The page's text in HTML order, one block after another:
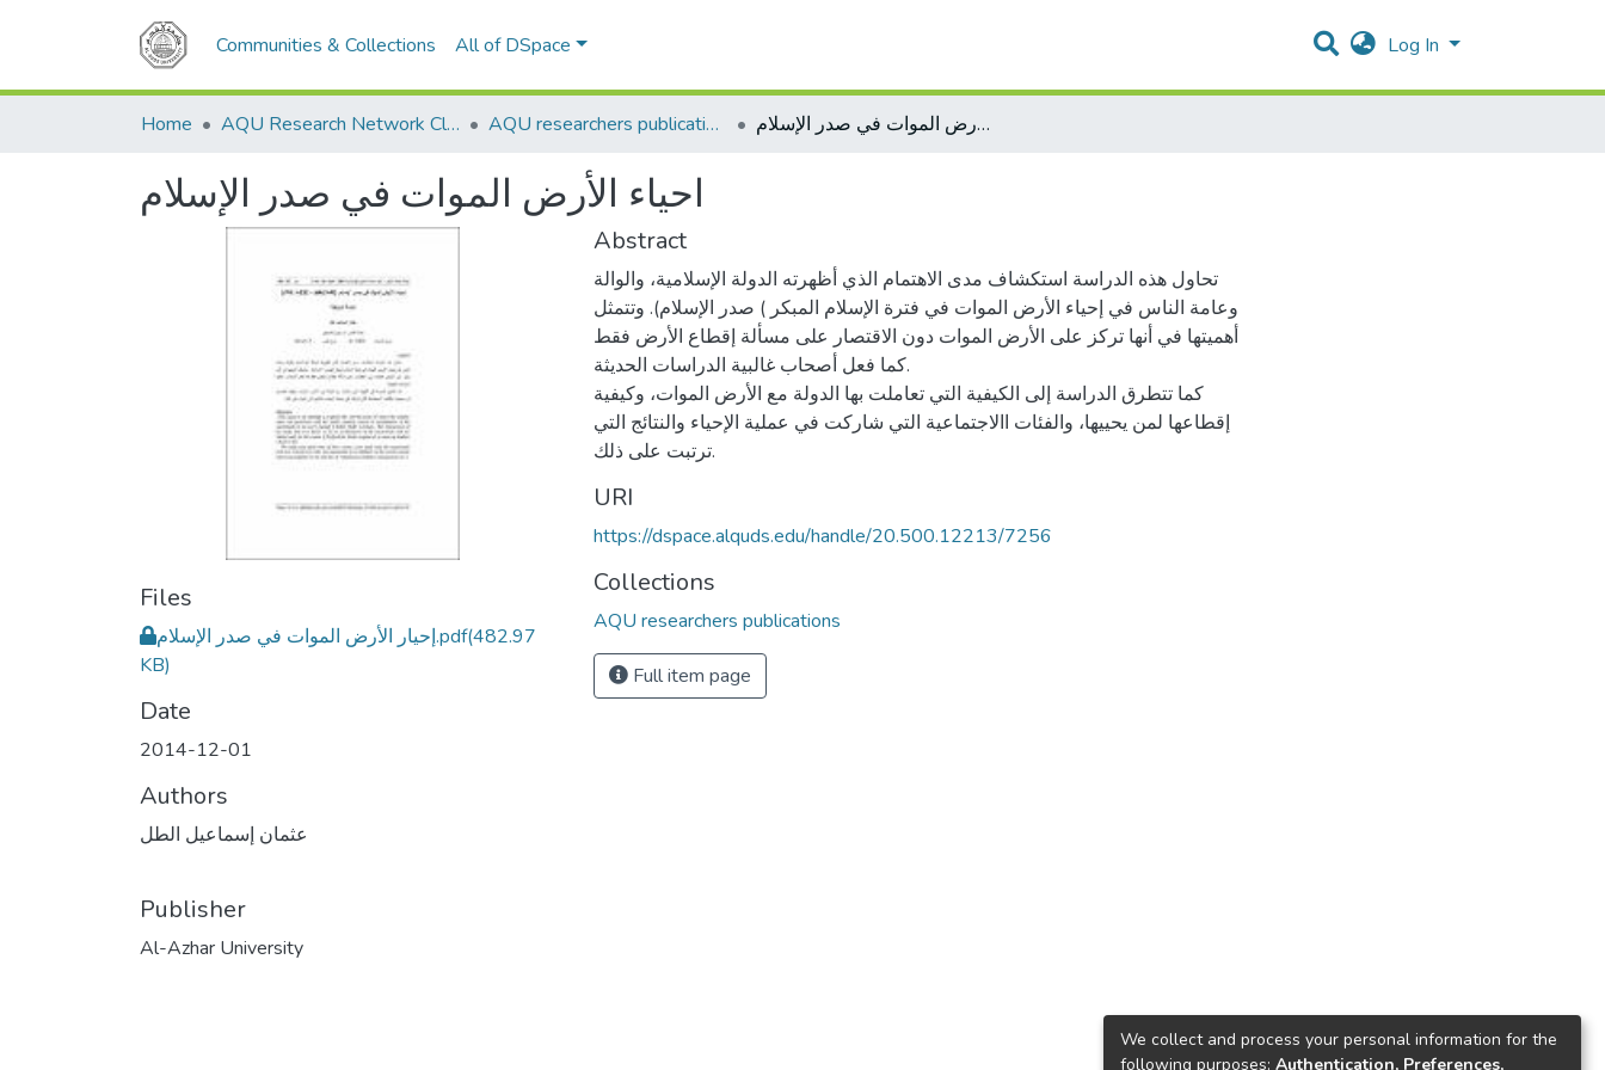
Communities & Collections All of DSpace Log In
Home AQU Research Network Clusters AQU researchers publications احياء الأرض الموات في صدر الإسلام
احياء الأرض الموات في صدر الإسلام
Files
إحيار الأرض الموات في صدر الإسلام.pdf(482.97
KB)
Date
2014-12-01
Authors
عثمان إسماعيل الطل
Publisher
Al-Azhar University
Abstract
تحاول هذه الدراسة استكشاف مدى الاهتمام الذي أظهرته الدولة الإسلامية، والوالة
وعامة الناس في إحياء الأرض الموات في فترة الإسلام المبكر ) صدر الإسلام). وتتمثل
أهميتها في أنها تركز على الأرض الموات دون الاقتصار على مسألة إقطاع الأرض فقط
كما فعل أصحاب غالبية الدراسات الحديثة.
كما تتطرق الدراسة إلى الكيفية التي تعاملت بها الدولة مع الأرض الموات، وكيفية
إقطاعها لمن يحييها، والفئات االاجتماعية التي شاركت في عملية الإحياء والنتائج التي
ترتبت على ذلك.
URI
https://dspace.alquds.edu/handle/20.500.12213/7256
Collections
AQU researchers publications
Full item page
We collect and process your personal information for the
following purposes: Authentication, Preferences,